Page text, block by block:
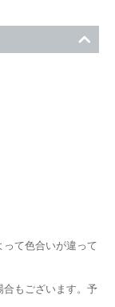
て色合いが違って
合もございます。予